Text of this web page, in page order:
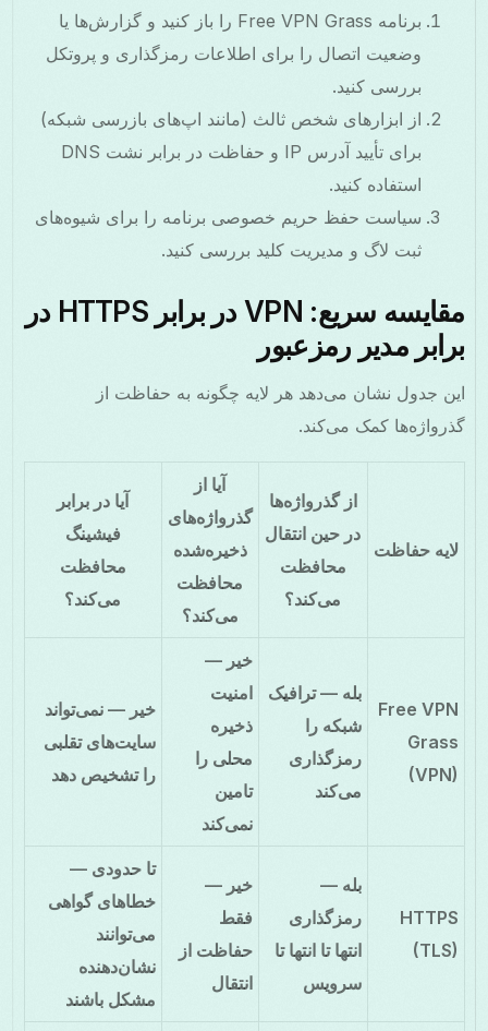
برنامه Free VPN Grass را باز کنید و گزارش‌ها یا
وضعیت اتصال را برای اطلاعات رمزگذاری و پروتکل
بررسی کنید.
از ابزارهای شخص ثالث (مانند اپ‌های بازرسی شبکه)
برای تأیید آدرس IP و حفاظت در برابر نشت DNS
استفاده کنید.
سیاست حفظ حریم خصوصی برنامه را برای شیوه‌های
ثبت لاگ و مدیریت کلید بررسی کنید.
مقایسه سریع: VPN در برابر HTTPS در
برابر مدیر رمزعبور
این جدول نشان می‌دهد هر لایه چگونه به حفاظت از
گذرواژه‌ها کمک می‌کند.
لایه حفاظت
از گذرواژه‌ها
در حین انتقال
محافظت
می‌کند؟
آیا از
گذرواژه‌های
ذخیره‌شده
محافظت
می‌کند؟
آیا در برابر
فیشینگ
محافظت
می‌کند؟
Free VPN
Grass
(VPN)
بله — ترافیک
شبکه را
رمزگذاری
می‌کند
خیر —
امنیت
ذخیره
محلی را
تامین
نمی‌کند
خیر — نمی‌تواند
سایت‌های تقلبی
را تشخیص دهد
HTTPS
(TLS)
بله —
رمزگذاری
انتها تا انتها تا
سرویس
خیر —
فقط
حفاظت از
انتقال
تا حدودی —
خطاهای گواهی
می‌توانند
نشان‌دهنده
مشکل باشند